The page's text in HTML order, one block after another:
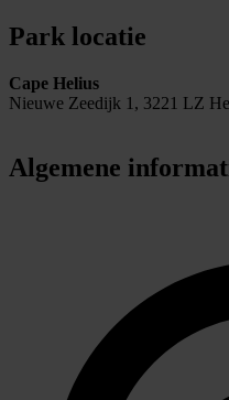
Park locatie
Cape Helius
Nieuwe Zeedijk 1, 3221 LZ
Algemene